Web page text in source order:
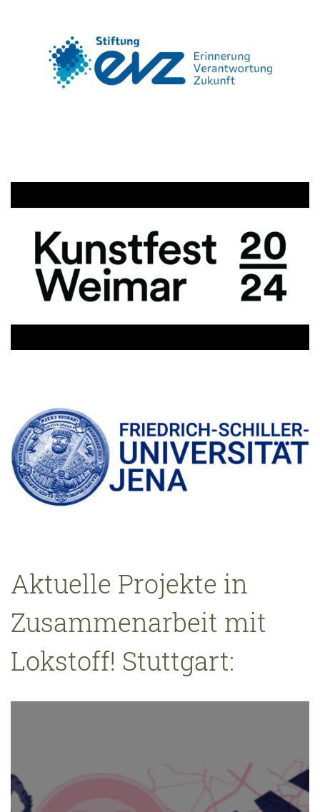
Aktuelle Projekte in
Zusammenarbeit mit
Lokstoff! Stuttgart: